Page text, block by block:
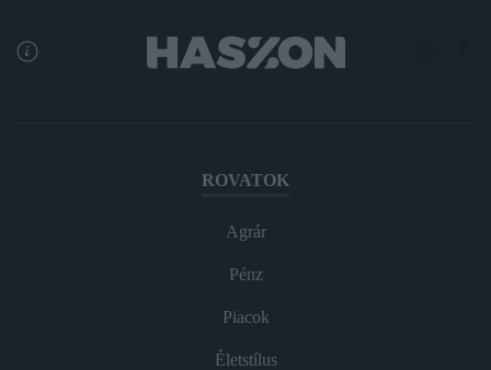
ROVATOK
Agrár
Pénz
Piacok
Életstílus